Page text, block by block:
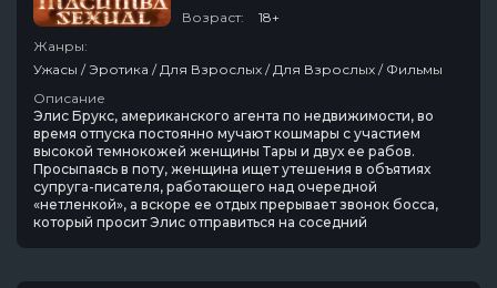
Возраст:
18+
Жанры:
Ужасы / Эротика / Для Взрослых / Для Взрослых / Фильмы
Описание
Элис Брукс, американского агента по недвижимости, во
время отпуска постоянно мучают кошмары с участием
высокой темнокожей женщины Тары и двух ее рабов.
Просыпаясь в поту, женщина ищет утешения в объятиях
супруга-писателя, работающего над очередной
«нетленкой», а вскоре ее отдых прерывает звонок босса,
который просит Элис отправиться на соседний